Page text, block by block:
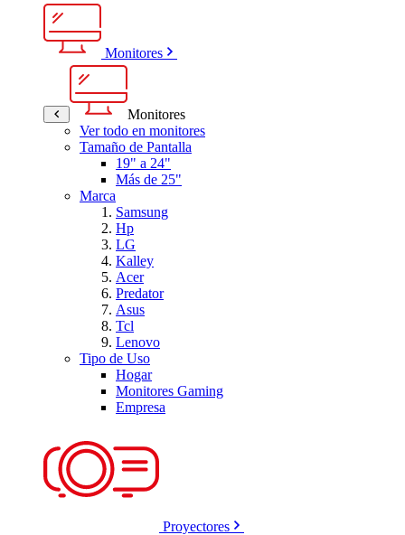
Monitores
Monitores
Ver todo en monitores
Tamaño de Pantalla
19" a 24"
Más de 25"
Marca
Samsung
Hp
LG
Kalley
Acer
Predator
Asus
Tcl
Lenovo
Tipo de Uso
Hogar
Monitores Gaming
Empresa
Proyectores